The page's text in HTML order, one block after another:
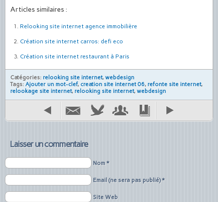
Articles similaires :
Relooking site internet agence immobilière
Création site internet carros: defi eco
Création site internet restaurant à Paris
Catégories: relooking site internet, webdesign
Tags: Ajouter un mot-clef, creation site internet 06, refonte site internet,
relookage site internet, relooking site internet, webdesign
Laisser un commentaire
Nom *
Email (ne sera pas publié) *
Site Web